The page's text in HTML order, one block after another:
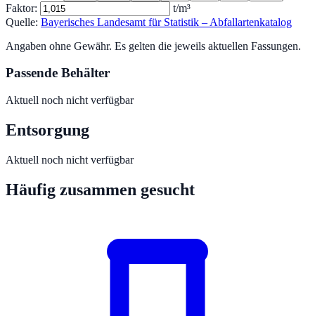
Faktor:
t/m³
Quelle: Bayerisches Landesamt für Statistik – Abfallartenkatalog
Angaben ohne Gewähr. Es gelten die jeweils aktuellen Fassungen.
Passende Behälter
Aktuell noch nicht verfügbar
Entsorgung
Aktuell noch nicht verfügbar
Häufig zusammen gesucht